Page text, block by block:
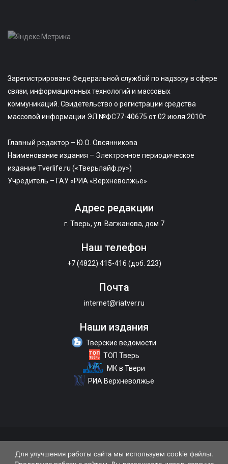
Зарегистрировано Федеральной службой по надзору в сфере
связи, информационных технологий и массовых
коммуникаций. Свидетельство о регистрации средства
массовой информации ЭЛ №ФС77-40675 от 02 июля 2010г.
Главный редактор – Ю.О. Овсянникова
Наименование издания – Электронное периодическое
издание Tverlife.ru («Тверьлайф.ру»)
Учредитель – ГАУ «РИА «Верхневолжье»
Адрес редакции
г. Тверь, ул. Вагжанова, дом 7
Наш телефон
+7 (4822) 415-416 (доб. 223)
Почта
internet@riatver.ru
Наши издания
Тверские ведомости
ТОП Тверь
МК в Твери
РИА Верхневолжье
Для улучшения работы сайта мы используем cookie файлы.